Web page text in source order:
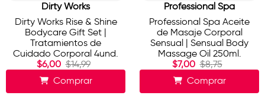
Dirty Works
Dirty Works Rise & Shine
Bodycare Gift Set |
Tratamientos de
Cuidado Corporal 4und.
$6,00 $14,99
Comprar
Professional Spa
Professional Spa Aceite
de Masaje Corporal
Sensual | Sensual Body
Massage Oil 250ml.
$7,00 $8,75
Comprar